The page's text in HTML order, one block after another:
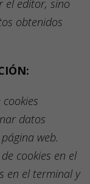
el editor, sino
obtenidos
cookies
datos
web.
cookies en el
en el terminal y